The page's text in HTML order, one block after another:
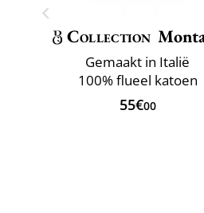
Collection
Gemaakt in Italië
100% flueel katoen
55€00